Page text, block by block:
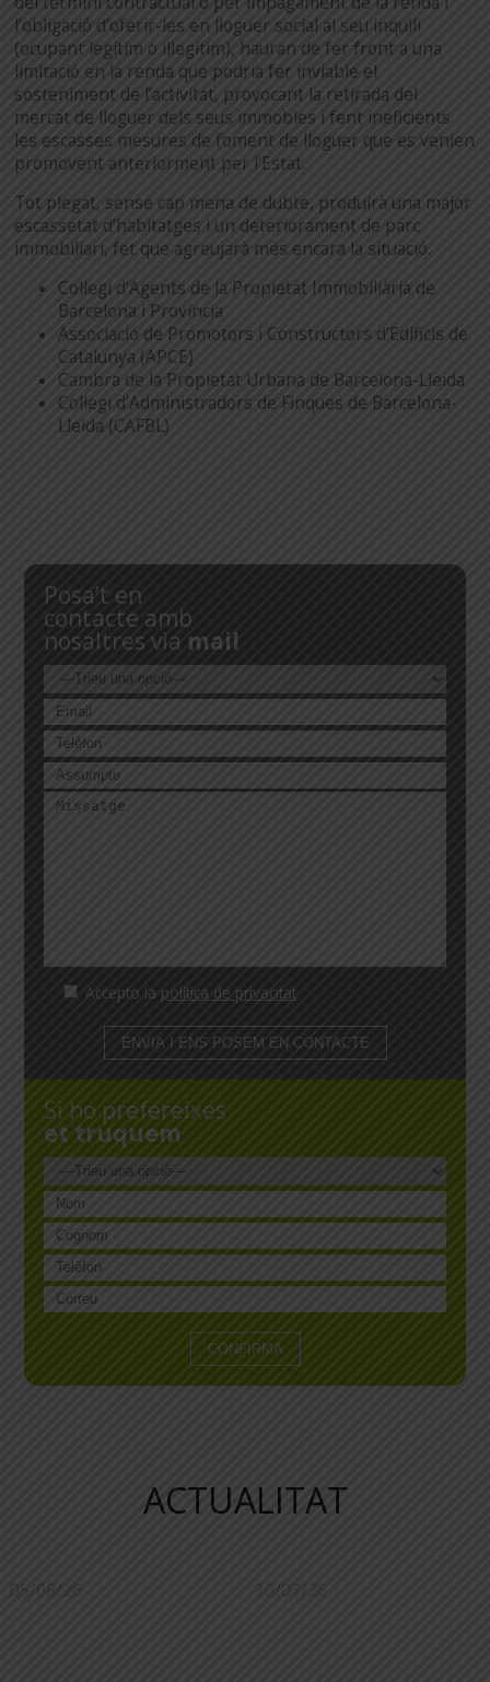
l’obligació d’oferir-les en lloguer social al seu inquilí
(ocupant legítim o il·legítim), hauran de fer front a una
limitació en la renda que podria fer inviable el
sosteniment de l’activitat, provocant la retirada del
mercat de lloguer dels seus immobles i fent ineficients
les escasses mesures de foment de lloguer que es venien
promovent anteriorment per l’Estat.
Tot plegat, sense cap mena de dubte, produirà una major
escassetat d’habitatges i un deteriorament de parc
immobiliari, fet que agreujarà més encara la situació.
Col·legi d’Agents de la Propietat Immobiliària de
Barcelona i Província
Associació de Promotors i Constructors d’Edificis de
Catalunya (APCE)
Cambra de la Propietat Urbana de Barcelona-Lleida
Col·legi d’Administradors de Finques de Barcelona-
Lleida (CAFBL)
Posa’t en
contacte amb
nosaltres via mail
Accepto la política de privacitat
Si ho prefereixes
et truquem
ACTUALITAT
05/08/26 30/07/26